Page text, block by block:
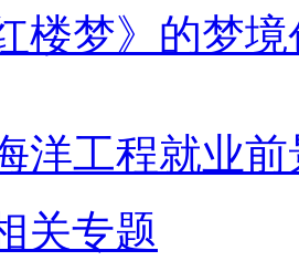
楼梦》的梦
洋工程就业
关专题